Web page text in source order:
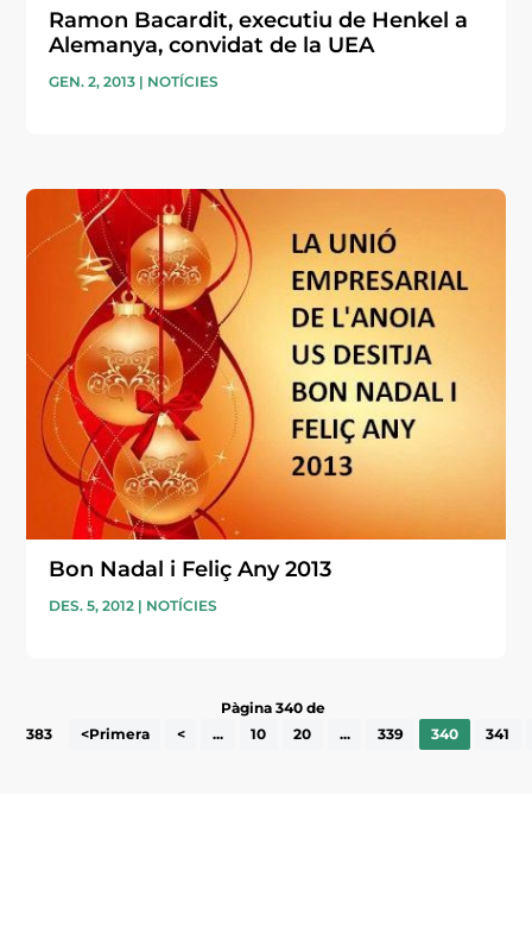
Ramon Bacardit, executiu de Henkel a
Alemanya, convidat de la UEA
GEN. 2, 2013 | NOTÍCIES
Bon Nadal i Feliç Any 2013
DES. 5, 2012 | NOTÍCIES
Pàgina 340 de
383
<Primera < ... 10 20 ... 339 340 341